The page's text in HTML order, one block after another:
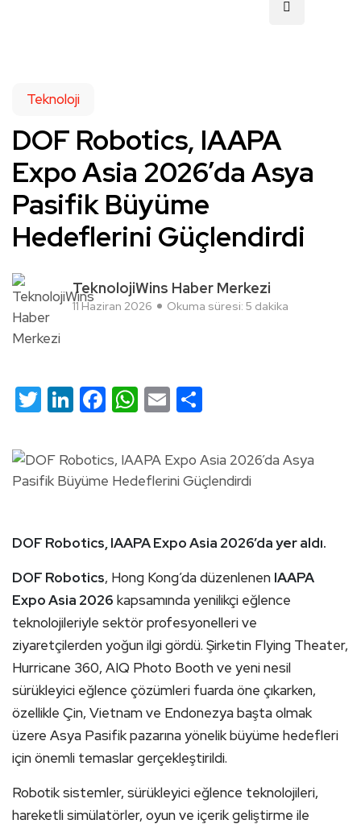
Teknoloji
DOF Robotics, IAAPA
Expo Asia 2026’da Asya
Pasifik Büyüme
Hedeflerini Güçlendirdi
TeknolojiWins Haber Merkezi
11 Haziran 2026 Okuma süresi: 5 dakika
Twitter
LinkedIn
Facebook
WhatsApp
Email
DOF Robotics, IAAPA Expo Asia 2026’da yer aldı.
DOF Robotics, Hong Kong’da düzenlenen IAAPA
Expo Asia 2026 kapsamında yenilikçi eğlence
teknolojileriyle sektör profesyonelleri ve
ziyaretçilerden yoğun ilgi gördü. Şirketin Flying Theater,
Hurricane 360, AIQ Photo Booth ve yeni nesil
sürükleyici eğlence çözümleri fuarda öne çıkarken,
özellikle Çin, Vietnam ve Endonezya başta olmak
üzere Asya Pasifik pazarına yönelik büyüme hedefleri
için önemli temaslar gerçekleştirildi.
Robotik sistemler, sürükleyici eğlence teknolojileri,
hareketli simülatörler, oyun ve içerik geliştirme ile